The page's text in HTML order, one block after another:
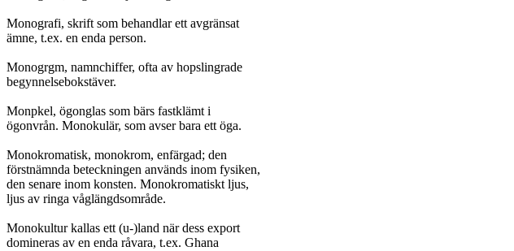
Monografi, skrift som behandlar ett avgränsat
ämne, t.ex. en enda person.
Monogrgm, namnchiffer, ofta av hopslingrade
begynnelsebokstäver.
Monpkel, ögonglas som bärs fastklämt i
ögonvrån. Monokulär, som avser bara ett öga.
Monokromatisk, monokrom, enfärgad; den
förstnämnda beteckningen används inom fysiken,
den senare inom konsten. Monokromatiskt ljus,
ljus av ringa våglängdsområde.
Monokultur kallas ett (u-)land när dess export
domineras av en enda råvara, t.ex. Ghana